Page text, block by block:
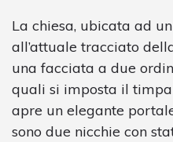
La chiesa, ubicata ad
all’attuale tracciato
una facciata a due
quali si imposta il
apre un elegante
sono due nicchie con